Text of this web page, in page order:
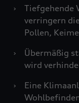
›
Tiefgehende
verringern
Pollen,
›
Übermäßig
wird
›
Eine